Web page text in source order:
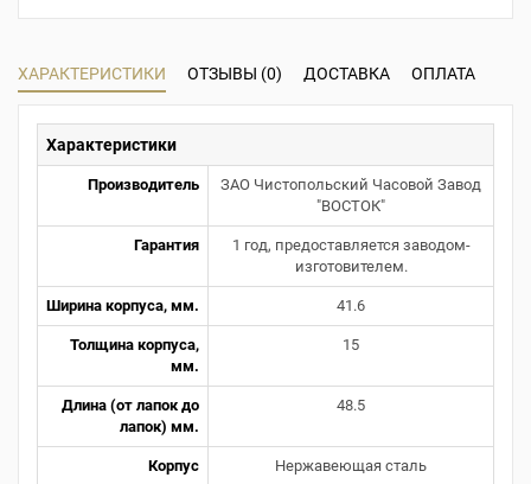
ХАРАКТЕРИСТИКИ ОТЗЫВЫ (0) ДОСТАВКА ОПЛАТА
Характеристики
Производитель
ЗАО Чистопольский Часовой Завод
"ВОСТОК"
Гарантия
1 год, предоставляется заводом-
изготовителем.
Ширина корпуса, мм. 41.6
Толщина корпуса,
мм.
15
Длина (от лапок до
лапок) мм.
48.5
Корпус Нержавеющая сталь